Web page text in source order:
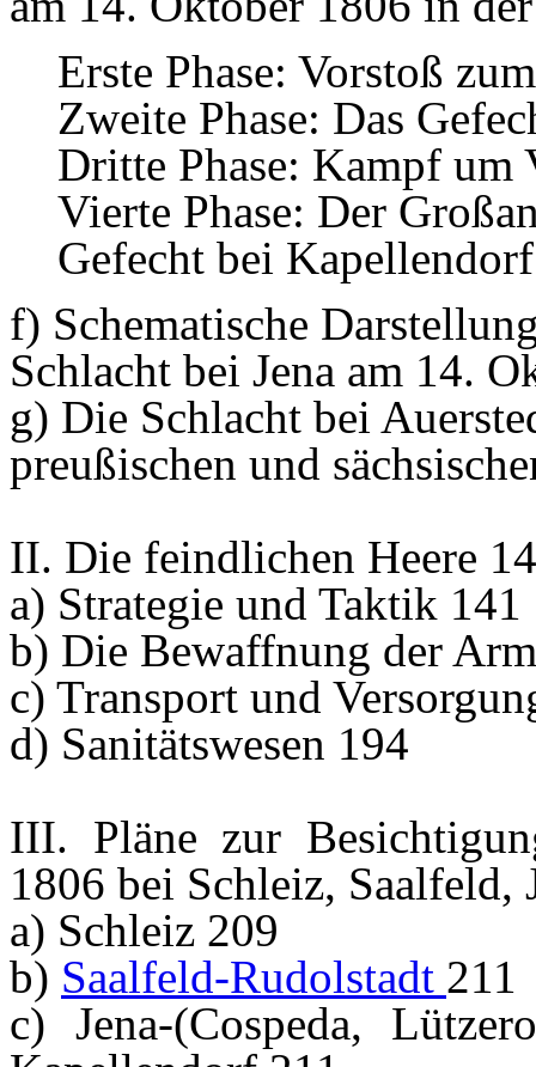
Erste Phase: Vorstoß
Zweite Phase: Das
Dritte Phase: Kampf um
Vierte Phase: Der
Gefecht bei
f) Schematische
Schlacht bei Jena am 14.
g) Die Schlacht bei
preußischen und
II. Die feindlichen Heere
a) Strategie und Taktik 141
b) Die Bewaffnung der
c) Transport und
d) Sanitätswesen 194
III. Pläne zur
1806 bei Schleiz, Saalfeld,
a) Schleiz 209
b) Saalfeld-Rudolstadt 211
c) Jena-(Cospeda,